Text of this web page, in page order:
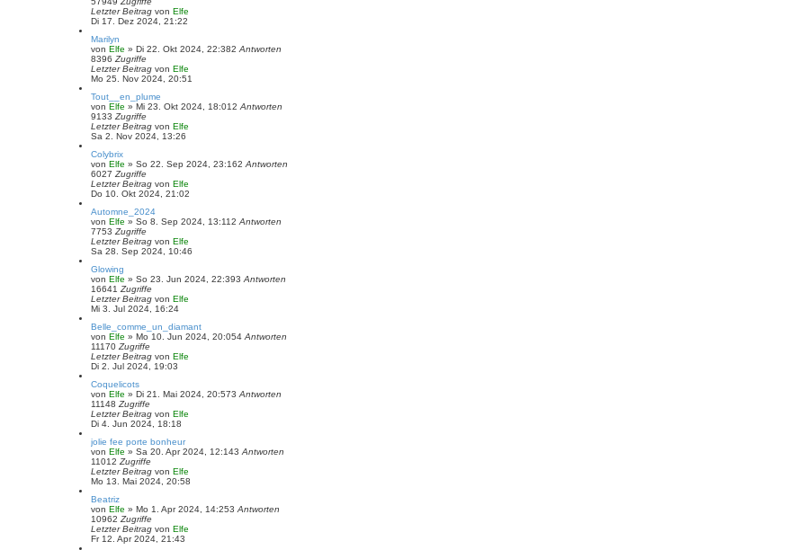
Letzter Beitrag von Elfe
Di 17. Dez 2024, 21:22
Marilyn
von Elfe » Di 22. Okt 2024, 22:382 Antworten
8396 Zugriffe
Letzter Beitrag von Elfe
Mo 25. Nov 2024, 20:51
Tout__en_plume
von Elfe » Mi 23. Okt 2024, 18:012 Antworten
9133 Zugriffe
Letzter Beitrag von Elfe
Sa 2. Nov 2024, 13:26
Colybrix
von Elfe » So 22. Sep 2024, 23:162 Antworten
6027 Zugriffe
Letzter Beitrag von Elfe
Do 10. Okt 2024, 21:02
Automne_2024
von Elfe » So 8. Sep 2024, 13:112 Antworten
7753 Zugriffe
Letzter Beitrag von Elfe
Sa 28. Sep 2024, 10:46
Glowing
von Elfe » So 23. Jun 2024, 22:393 Antworten
16641 Zugriffe
Letzter Beitrag von Elfe
Mi 3. Jul 2024, 16:24
Belle_comme_un_diamant
von Elfe » Mo 10. Jun 2024, 20:054 Antworten
11170 Zugriffe
Letzter Beitrag von Elfe
Di 2. Jul 2024, 19:03
Coquelicots
von Elfe » Di 21. Mai 2024, 20:573 Antworten
11148 Zugriffe
Letzter Beitrag von Elfe
Di 4. Jun 2024, 18:18
jolie fee porte bonheur
von Elfe » Sa 20. Apr 2024, 12:143 Antworten
11012 Zugriffe
Letzter Beitrag von Elfe
Mo 13. Mai 2024, 20:58
Beatriz
von Elfe » Mo 1. Apr 2024, 14:253 Antworten
10962 Zugriffe
Letzter Beitrag von Elfe
Fr 12. Apr 2024, 21:43